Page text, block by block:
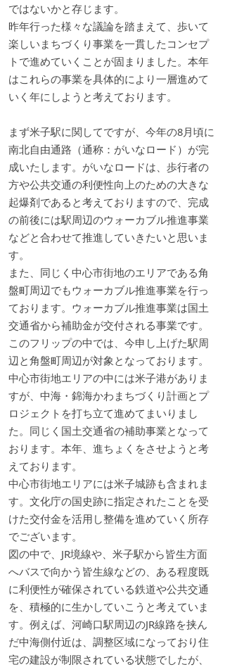
ではないかと存じます。
昨年行った様々な議論を踏まえて、歩いて
楽しいまちづくり事業を一貫したコンセプ
トで進めていくことが固まりました。本年
はこれらの事業を具体的により一層進めて
いく年にしようと考えております。
まず米子駅に関してですが、今年の8月頃に
南北自由通路（通称：がいなロード）が完
成いたします。がいなロードは、歩行者の
方や公共交通の利便性向上のための大きな
起爆剤であると考えておりますので、完成
の前後には駅周辺のウォーカブル推進事業
などと合わせて推進していきたいと思いま
す。
また、同じく中心市街地のエリアである角
盤町周辺でもウォーカブル推進事業を行っ
ております。ウォーカブル推進事業は国土
交通省から補助金が交付される事業です。
このフリップの中では、今申し上げた駅周
辺と角盤町周辺が対象となっております。
中心市街地エリアの中には米子港がありま
すが、中海・錦海かわまちづくり計画とプ
ロジェクトを打ち立て進めてまいりまし
た。同じく国土交通省の補助事業となって
おります。本年、進ちょくをさせようと考
えております。
中心市街地エリアには米子城跡も含まれま
す。文化庁の国史跡に指定されたことを受
けた交付金を活用し整備を進めていく所存
でございます。
図の中で、JR境線や、米子駅から皆生方面
へバスで向かう皆生線などの、ある程度既
に利便性が確保されている鉄道や公共交通
を、積極的に生かしていこうと考えていま
す。例えば、河崎口駅周辺のJR線路を挟ん
だ中海側付近は、調整区域になっており住
宅の建設が制限されている状態でしたが、